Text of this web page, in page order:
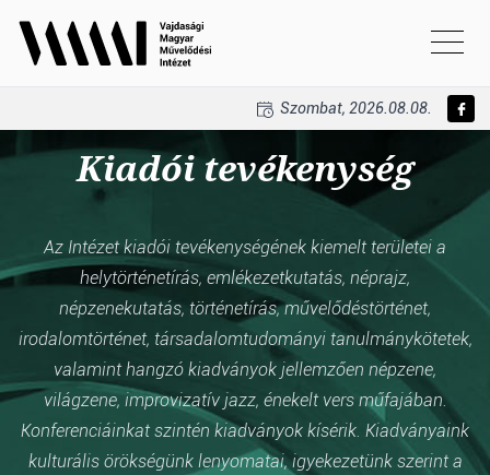
Szombat, 2026.08.08.
Kiadói tevékenység
Az Intézet kiadói tevékenységének kiemelt területei a
helytörténetírás, emlékezetkutatás, néprajz,
népzenekutatás, történetírás, művelődéstörténet,
irodalomtörténet, társadalomtudományi tanulmánykötetek,
valamint hangzó kiadványok jellemzően népzene,
világzene, improvizatív jazz, énekelt vers műfajában.
Konferenciáinkat szintén kiadványok kísérik. Kiadványaink
kulturális örökségünk lenyomatai, igyekezetünk szerint a